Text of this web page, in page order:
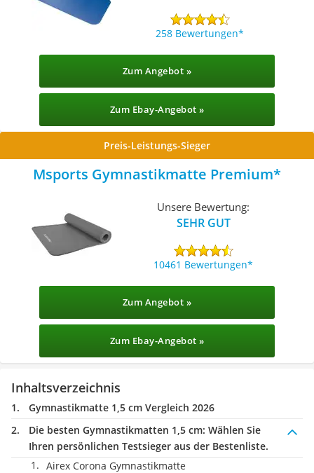
258 Bewertungen
Zum Angebot »
Zum Ebay-Angebot »
Preis-Leistungs-Sieger
Msports Gymnastikmatte Premium
Unsere Bewertung:
SEHR GUT
10461 Bewertungen
Zum Angebot »
Zum Ebay-Angebot »
Inhaltsverzeichnis
Gymnastikmatte 1,5 cm Vergleich 2026
Die besten Gymnastikmatten 1,5 cm: Wählen Sie
Ihren persönlichen Testsieger aus der Bestenliste.
Airex Corona Gymnastikmatte